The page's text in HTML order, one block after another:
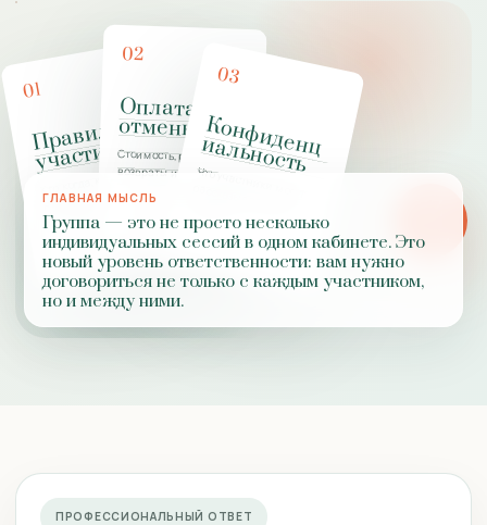
01
П
рав
и
ла
участ
ия
Кто, когда, как часто,
пропуски и опоздания
02
Оплата и
отмены
Стоимость, рассрочка,
возвраты и переносы
03
К
о
н
ф
и
д
е
н
ц
и
а
л
ь
н
о
с
т
ь
Что участники могут
ПРАКТИКИ
ГЛАВНАЯ МЫСЛЬ
Группа — это не просто несколько
индивидуальных сессий в одном кабинете. Это
новый уровень ответственности: вам нужно
договориться не только с каждым участником,
но и между ними.
ПРОФЕССИОНАЛЬНЫЙ ОТВЕТ